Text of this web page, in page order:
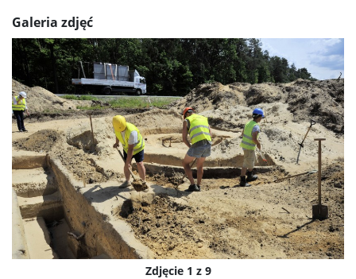
Galeria zdjęć
Zdjęcie 1 z 9